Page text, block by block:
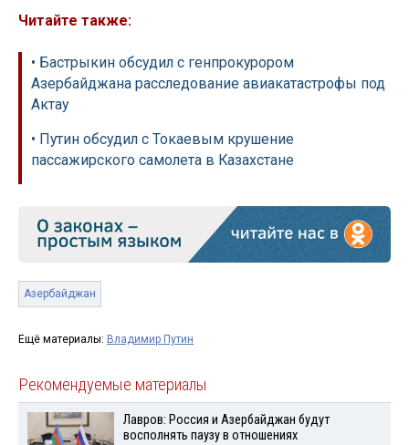
Читайте также:
• Бастрыкин обсудил с генпрокурором
Азербайджана расследование авиакатастрофы под
Актау
• Путин обсудил с Токаевым крушение
пассажирского самолета в Казахстане
Азербайджан
Ещё материалы: Владимир Путин
Рекомендуемые материалы
Лавров: Россия и Азербайджан будут
восполнять паузу в отношениях